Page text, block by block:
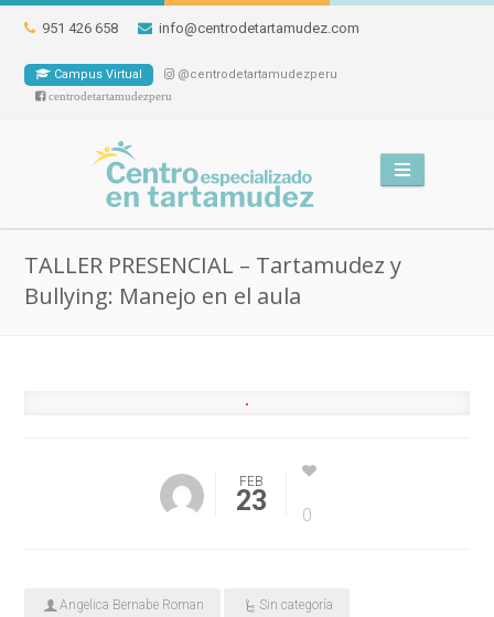
951 426 658 info@centrodetartamudez.com
Campus Virtual @centrodetartamudezperu
centrodetartamudezperu
TALLER PRESENCIAL – Tartamudez y
Bullying: Manejo en el aula
FEB
23 0
Angelica Bernabe Roman Sin categoría